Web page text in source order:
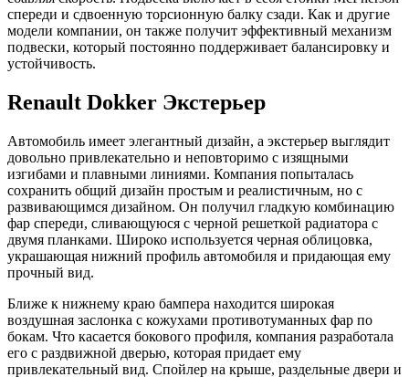
спереди и сдвоенную торсионную балку сзади. Как и другие
модели компании, он также получит эффективный механизм
подвески, который постоянно поддерживает балансировку и
устойчивость.
Renault Dokker Экстерьер
Автомобиль имеет элегантный дизайн, а экстерьер выглядит
довольно привлекательно и неповторимо с изящными
изгибами и плавными линиями. Компания попыталась
сохранить общий дизайн простым и реалистичным, но с
развивающимся дизайном. Он получил гладкую комбинацию
фар спереди, сливающуюся с черной решеткой радиатора с
двумя планками. Широко используется черная облицовка,
украшающая нижний профиль автомобиля и придающая ему
прочный вид.
Ближе к нижнему краю бампера находится широкая
воздушная заслонка с кожухами противотуманных фар по
бокам. Что касается бокового профиля, компания разработала
его с раздвижной дверью, которая придает ему
привлекательный вид. Спойлер на крыше, раздельные двери и